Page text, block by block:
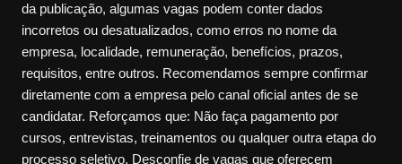
da publicação, algumas vagas podem conter dados
incorretos ou desatualizados, como erros no nome da
empresa, localidade, remuneração, benefícios, prazos,
requisitos, entre outros. Recomendamos sempre confirmar
diretamente com a empresa pelo canal oficial antes de se
candidatar. Reforçamos que: Não faça pagamento por
cursos, entrevistas, treinamentos ou qualquer outra etapa do
processo seletivo. Desconfie de vagas que oferecem